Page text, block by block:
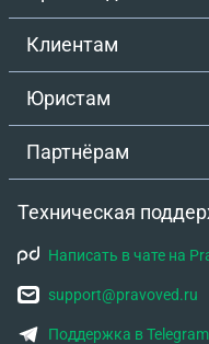
получилось у нас?
грамотное
Клиентам
Юристам
Партнёрам
Техническая
Написать в чате на
support@pravoved.ru
Поддержка в Telegram